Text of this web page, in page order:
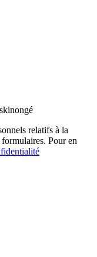
relatifs à la
Pour en